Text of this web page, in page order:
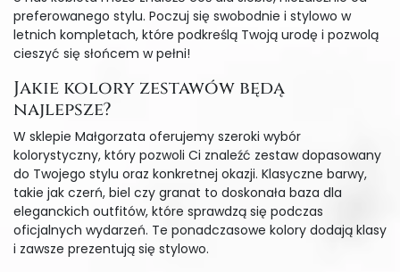
preferowanego stylu. Poczuj się swobodnie i stylowo w
letnich kompletach, które podkreślą Twoją urodę i pozwolą
cieszyć się słońcem w pełni!
Jakie kolory zestawów będą
najlepsze?
W sklepie Małgorzata oferujemy szeroki wybór
kolorystyczny, który pozwoli Ci znaleźć zestaw dopasowany
do Twojego stylu oraz konkretnej okazji. Klasyczne barwy,
takie jak czerń, biel czy granat to doskonała baza dla
eleganckich outfitów, które sprawdzą się podczas
oficjalnych wydarzeń. Te ponadczasowe kolory dodają klasy
i zawsze prezentują się stylowo.